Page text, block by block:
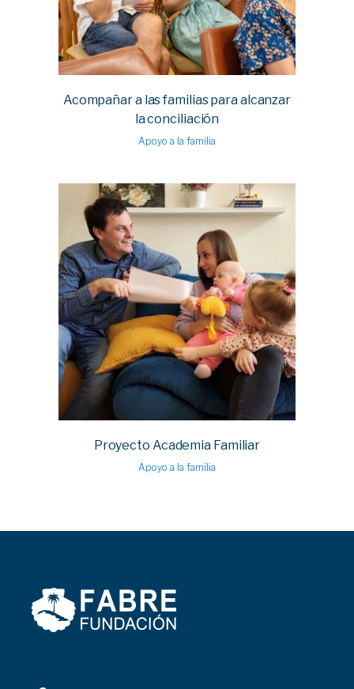
Acompañar a las familias para alcanzar
la conciliación
Apoyo a la familia
Proyecto Academia Familiar
Apoyo a la familia